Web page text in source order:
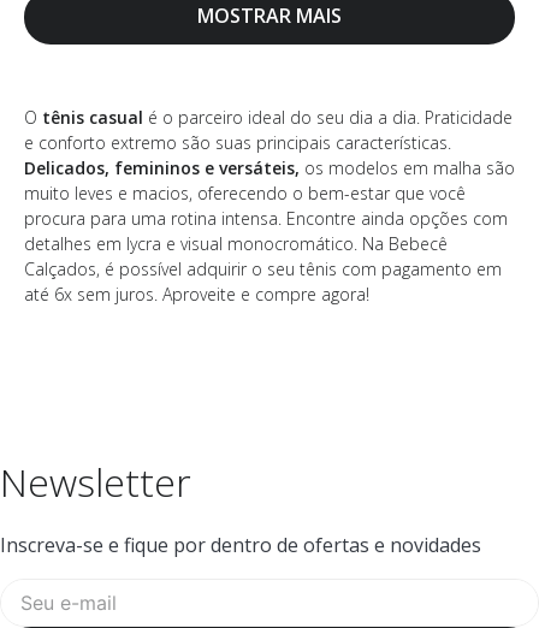
MOSTRAR MAIS
O tênis casual é o parceiro ideal do seu dia a dia. Praticidade
e conforto extremo são suas principais características.
Delicados, femininos e versáteis, os modelos em malha são
muito leves e macios, oferecendo o bem-estar que você
procura para uma rotina intensa. Encontre ainda opções com
detalhes em lycra e visual monocromático. Na Bebecê
Calçados, é possível adquirir o seu tênis com pagamento em
até 6x sem juros. Aproveite e compre agora!
Newsletter
Inscreva-se e fique por dentro de ofertas e novidades